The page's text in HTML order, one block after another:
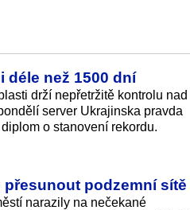
než 1500 dní
drží nepřetržitě kontrolu nad
server Ukrajinska pravda
o stanovení rekordu.
podzemní sítě
narazily na nečekané